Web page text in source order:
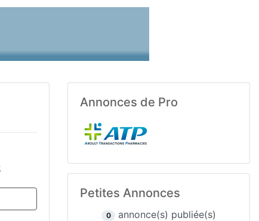
Annonces de Pro
Petites Annonces
0 annonce(s) publiée(s)